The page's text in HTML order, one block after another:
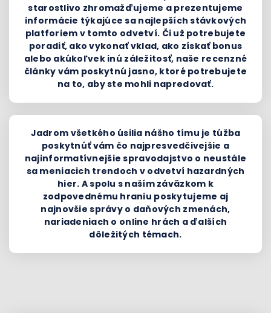
starostlivo zhromažďujeme a prezentujeme
informácie týkajúce sa najlepších stávkových
platforiem v tomto odvetví. Či už potrebujete
poradiť, ako vykonať vklad, ako získať bonus
alebo akúkoľvek inú záležitosť, naše recenzné
články vám poskytnú jasno, ktoré potrebujete
na to, aby ste mohli napredovať.
Jadrom všetkého úsilia nášho tímu je túžba
poskytnúť vám čo najpresvedčivejšie a
najinformatívnejšie spravodajstvo o neustále
sa meniacich trendoch v odvetví hazardných
hier. A spolu s naším záväzkom k
zodpovednému hraniu poskytujeme aj
najnovšie správy o daňových zmenách,
nariadeniach o online hrách a ďalších
dôležitých témach.